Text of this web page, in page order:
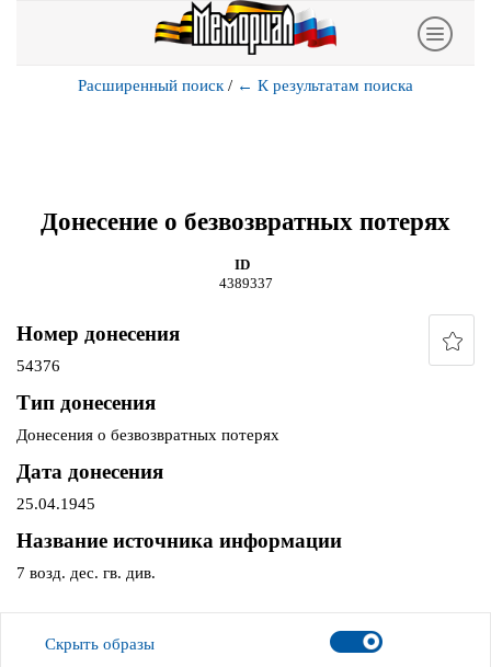
Расширенный поиск / ← К результатам поиска
Донесение о безвозвратных потерях
ID
4389337
Номер донесения
54376
Тип донесения
Донесения о безвозвратных потерях
Дата донесения
25.04.1945
Название источника информации
7 возд. дес. гв. див.
Скрыть образы